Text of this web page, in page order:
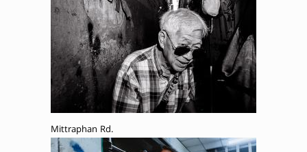
Mittraphan Rd.